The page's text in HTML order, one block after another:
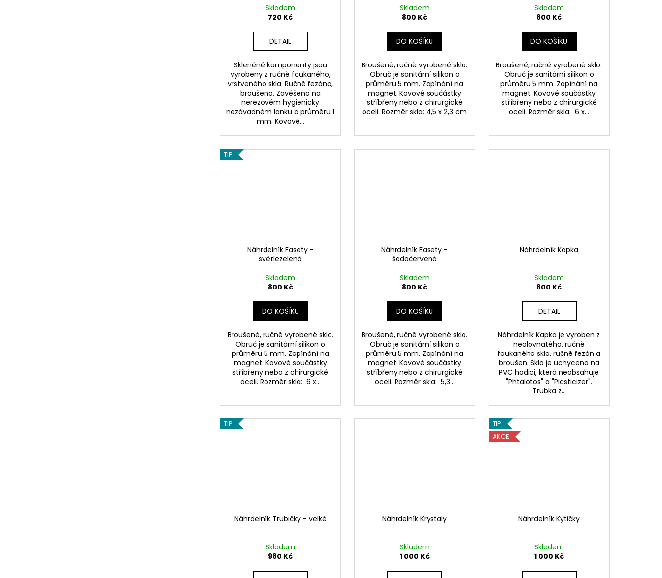
Skladem
720 Kč
DETAIL
Skleněné komponenty jsou
vyrobeny z ručně foukaného,
vrstveného skla. Ručně řezáno,
broušeno. Zavěšeno na
nerezovém hygienicky
nezávadném lanku o průměru 1
mm. Kovové...
Skladem
800 Kč
DO KOŠÍKU
Broušené, ručně vyrobené sklo.
Obruč je sanitární silikon o
průměru 5 mm. Zapínání na
magnet. Kovové součástky
stříbřeny nebo z chirurgické
oceli. Rozměr skla: 4,5 x 2,3 cm
Skladem
800 Kč
DO KOŠÍKU
Broušené, ručně vyrobené sklo.
Obruč je sanitární silikon o
průměru 5 mm. Zapínání na
magnet. Kovové součástky
stříbřeny nebo z chirurgické
oceli. Rozměr skla: 6 x...
TIP
Náhrdelník Fasety -
světlezelená
Skladem
800 Kč
DO KOŠÍKU
Broušené, ručně vyrobené sklo.
Obruč je sanitární silikon o
průměru 5 mm. Zapínání na
magnet. Kovové součástky
stříbřeny nebo z chirurgické
oceli. Rozměr skla: 6 x...
Náhrdelník Fasety -
šedočervená
Skladem
800 Kč
DO KOŠÍKU
Broušené, ručně vyrobené sklo.
Obruč je sanitární silikon o
průměru 5 mm. Zapínání na
magnet. Kovové součástky
stříbřeny nebo z chirurgické
oceli. Rozměr skla: 5,3...
Náhrdelník Kapka
Skladem
800 Kč
DETAIL
Náhrdelník Kapka je vyroben z
neolovnatého, ručně
foukaného skla, ručně řezán a
broušen. Sklo je uchyceno na
PVC hadici, která neobsahuje
"Phtalotos" a "Plasticizer".
Trubka z...
TIP
Náhrdelník Trubičky - velké
Skladem
980 Kč
Náhrdelník Krystaly
Skladem
1 000 Kč
TIP
AKCE
Náhrdelník Kytičky
Skladem
1 000 Kč